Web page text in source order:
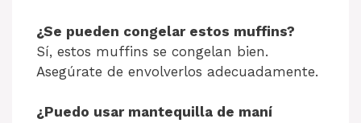
¿Se pueden congelar estos muffins?
Sí, estos muffins se congelan bien.
Asegúrate de envolverlos adecuadamente.
¿Puedo usar mantequilla de maní